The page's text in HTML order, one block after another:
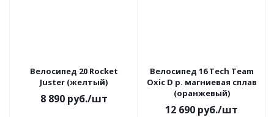
Велосипед 20 Rocket
Juster (желтый)
8 890руб./шт
Велосипед 16 Tech Team
Oxic D р. магниевая сплав
(оранжевый)
12 690 руб./шт